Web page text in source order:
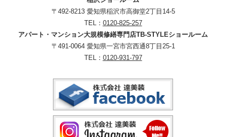
〒492-8213 愛知県稲沢市高御堂2丁目14-5
TEL： 0120-825-257
アパート・マンション大規模修繕専門店TB-STYLEショールーム
〒491-0064 愛知県一宮市宮西通8丁目25-1
TEL： 0120-931-797